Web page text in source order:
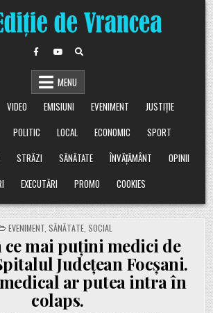
MENU
VIDEO EMISIUNI EVENIMENT
JUSTIȚIE
POLITIC LOCAL ECONOMIC
SPORT
STRĂZI SĂNĂTATE ÎNVĂȚĂMÂNT
OPINII
EXECUTĂRI PROMO COOKIES
POSTED
IN
EVENIMENT, SĂNĂTATE, SOCIAL
ce mai puțini medici de
Județean Focșani.
ar putea intra în
colaps.